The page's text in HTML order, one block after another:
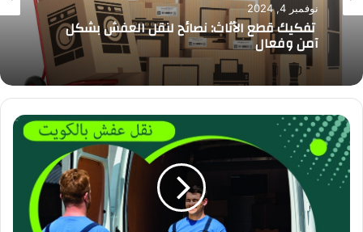
نوفمبر 4, 2024
تفكيك قطع الأثاث: نصائح لنقل العفش بشكل
آمن وفعال